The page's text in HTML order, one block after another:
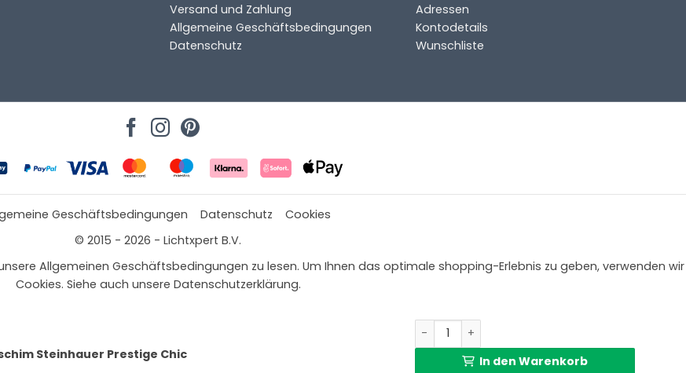
Versand und Zahlung
Allgemeine Geschäftsbedingungen
Datenschutz
Adressen
Kontodetails
Wunschliste
Geschäftsbedingungen Datenschutz
Cookies
© 2015 - 2026 - Lichtxpert B.V.
unsere Allgemeinen Geschäftsbedingungen zu lesen. Um Ihnen das optimale shopping-Erlebnis zu geben, verwenden wir
Cookies. Siehe auch unsere Datenschutzerklärung.
Steinhauer Prestige Chic
Stehleuchte mit dunkelgrünem Lampenschim
In den Warenkorb